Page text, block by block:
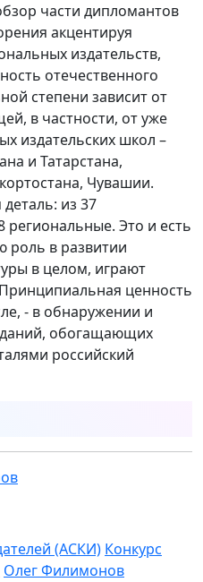
части дипломантов
акцентируя
издательств,
отечественного
степени зависит от
в частности, от уже
издательских школ –
и Татарстана,
Чувашии.
из 37
региональные. Это и есть
роль в развитии
в целом, играют
ценность
- в обнаружении и
обогащающих
российский
(АСКИ) Конкурс
Олег Филимонов